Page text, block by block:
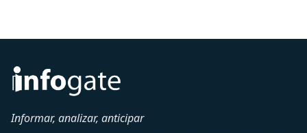
Informar, analizar, anticipar